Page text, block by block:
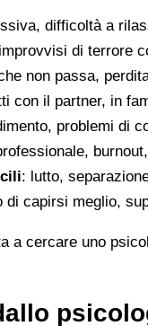
difficoltà a
di terrore
non passa,
con il partner, in
problemi di
: lutto,
di capirsi meglio,
a cercare uno